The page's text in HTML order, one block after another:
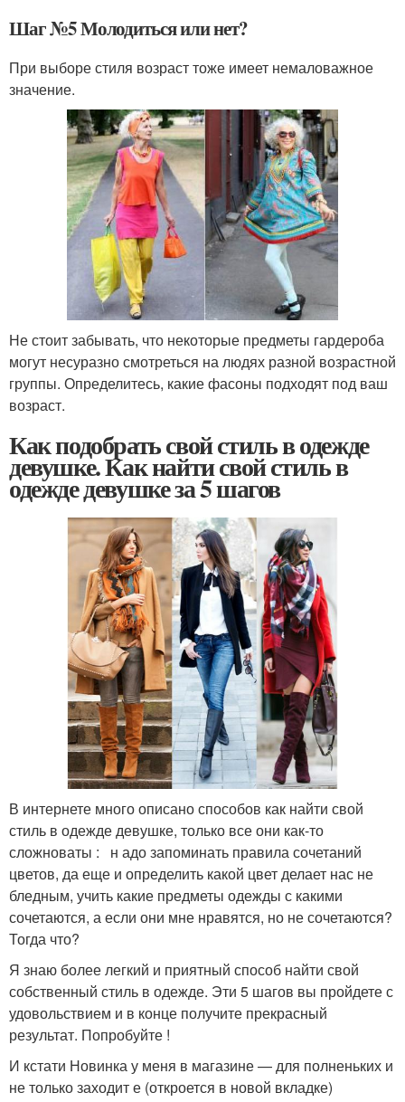
Шаг №5 Молодиться или нет?
При выборе стиля возраст тоже имеет немаловажное
значение.
Не стоит забывать, что некоторые предметы гардероба
могут несуразно смотреться на людях разной возрастной
группы. Определитесь, какие фасоны подходят под ваш
возраст.
Как подобрать свой стиль в одежде
девушке. Как найти свой стиль в
одежде девушке за 5 шагов
В интернете много описано способов как найти свой
стиль в одежде девушке, только все они как-то
сложноваты : н адо запоминать правила сочетаний
цветов, да еще и определить какой цвет делает нас не
бледным, учить какие предметы одежды с какими
сочетаются, а если они мне нравятся, но не сочетаются?
Тогда что?
Я знаю более легкий и приятный способ найти свой
собственный стиль в одежде. Эти 5 шагов вы пройдете с
удовольствием и в конце получите прекрасный
результат. Попробуйте !
И кстати Новинка у меня в магазине — для полненьких и
не только заходит е (откроется в новой вкладке)